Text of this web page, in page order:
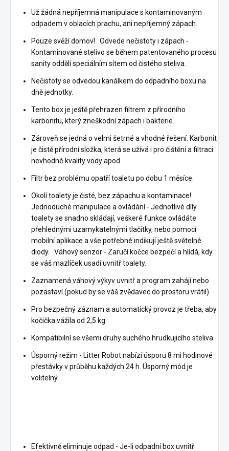
Už žádná nepříjemná manipulace s kontaminovaným
odpadem v oblacích prachu, ani nepříjemný zápach.
Pouze svěží domov! Odvede nečistoty i zápach -
Kontaminované stelivo se během patentovaného procesu
sanity oddělí speciálním sítem od čistého steliva.
Nečistoty se odvedou kanálkem do odpadního boxu na
dně jednotky.
Tento box je ještě přehrazen filtrem z přírodního
karbonitu, který zneškodní zápach i bakterie.
Zároveň se jedná o velmi šetrné a vhodné řešení. Karbonit
je čistě přírodní složka, která se užívá i pro čištění a filtraci
nevhodné kvality vody apod.
Filtr bez problému opatří toaletu po dobu 1 měsíce.
Okolí toalety je čisté, bez zápachu a kontaminace!
Jednoduché manipulace a ovládání - Jednotlivé díly
toalety se snadno skládají, veškeré funkce ovládáte
přehlednými uzamykatelnými tlačítky, nebo pomocí
mobilní aplikace a vše potřebné indikují ještě světelné
diody. Váhový senzor - Zaručí kočce bezpečí a hlídá, kdy
se váš mazlíček usadí uvnitř toalety.
Zaznamená váhový výkyv uvnitř a program zahájí nebo
pozastaví (pokud by se váš zvědavec do prostoru vrátil).
Pro bezpečný záznam a automatický provoz je třeba, aby
kočička vážila od 2,5 kg.
Kompatibilní se všemi druhy suchého hrudkujicího steliva.
Úsporný režim - Litter Robot nabízí úsporu 8 mi hodinové
přestávky v průběhu každých 24 h. Úsporný mód je
volitelný.
Efektivně eliminuje odpad - Je-li odpadní box uvnitř